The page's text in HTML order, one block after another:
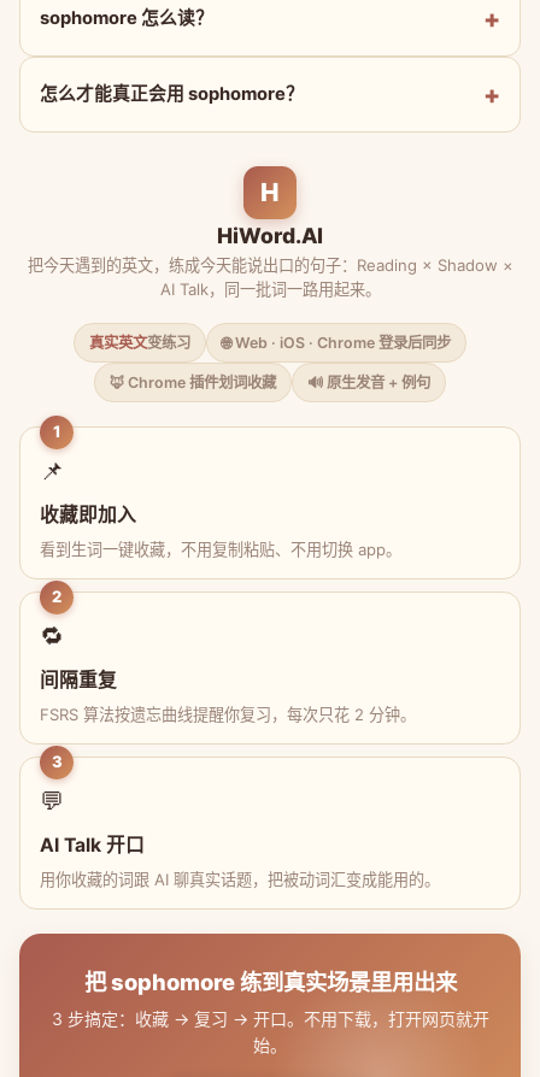
sophomore 怎么读？
怎么才能真正会用 sophomore？
H
HiWord.AI
把今天遇到的英文，练成今天能说出口的句子：Reading × Shadow ×
AI Talk，同一批词一路用起来。
真实英文变练习 🌐 Web · iOS · Chrome 登录后同步
🦊 Chrome 插件划词收藏 🔊 原生发音 + 例句
1
📌
收藏即加入
看到生词一键收藏，不用复制粘贴、不用切换 app。
2
🔁
间隔重复
FSRS 算法按遗忘曲线提醒你复习，每次只花 2 分钟。
3
💬
AI Talk 开口
用你收藏的词跟 AI 聊真实话题，把被动词汇变成能用的。
把 sophomore 练到真实场景里用出来
3 步搞定：收藏 → 复习 → 开口。不用下载，打开网页就开
始。